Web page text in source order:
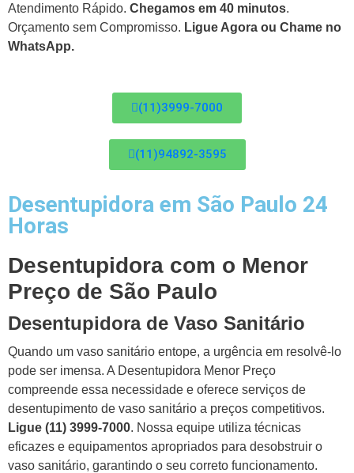
Atendimento Rápido. Chegamos em 40 minutos.
Orçamento sem Compromisso. Ligue Agora ou Chame no
WhatsApp.
(11)3999-7000
(11)94892-3595
Desentupidora em São Paulo 24
Horas
Desentupidora com o Menor
Preço de São Paulo
Desentupidora de Vaso Sanitário
Quando um vaso sanitário entope, a urgência em resolvê-lo
pode ser imensa. A Desentupidora Menor Preço
compreende essa necessidade e oferece serviços de
desentupimento de vaso sanitário a preços competitivos.
Ligue (11) 3999-7000. Nossa equipe utiliza técnicas
eficazes e equipamentos apropriados para desobstruir o
vaso sanitário, garantindo o seu correto funcionamento.